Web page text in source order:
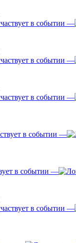
—
—
—
—
—
—